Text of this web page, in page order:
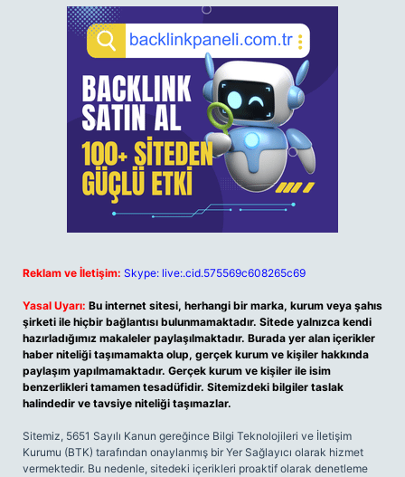
Reklam ve İletişim: Skype: live:.cid.575569c608265c69
Yasal Uyarı: Bu internet sitesi, herhangi bir marka, kurum veya şahıs
şirketi ile hiçbir bağlantısı bulunmamaktadır. Sitede yalnızca kendi
hazırladığımız makaleler paylaşılmaktadır. Burada yer alan içerikler
haber niteliği taşımamakta olup, gerçek kurum ve kişiler hakkında
paylaşım yapılmamaktadır. Gerçek kurum ve kişiler ile isim
benzerlikleri tamamen tesadüfidir. Sitemizdeki bilgiler taslak
halindedir ve tavsiye niteliği taşımazlar.
Sitemiz, 5651 Sayılı Kanun gereğince Bilgi Teknolojileri ve İletişim
Kurumu (BTK) tarafından onaylanmış bir Yer Sağlayıcı olarak hizmet
vermektedir. Bu nedenle, sitedeki içerikleri proaktif olarak denetleme